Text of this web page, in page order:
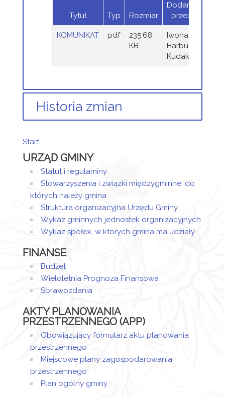
Tytuł Typ Rozmiar
Dodany
przez
KOMUNIKAT pdf
235.68
KB
Iwona
Harbuz-
Kudak
Historia zmian
utworzony.
Dodane
załączniki
KOMUNIKAT
kwiecień
Start
URZĄD GMINY
Statut i regulaminy
Stowarzyszenia i związki międzygminne, do
których należy gmina
Struktura organizacyjna Urzędu Gminy
Wykaz gminnych jednostek organizacyjnych
Wykaz spółek, w których gmina ma udziały
FINANSE
Budżet
Wieloletnia Prognoza Finansowa
Sprawozdania
AKTY PLANOWANIA
PRZESTRZENNEGO (APP)
Obowiązujący formularz aktu planowania
przestrzennego
Miejscowe plany zagospodarowania
przestrzennego
Plan ogólny gminy